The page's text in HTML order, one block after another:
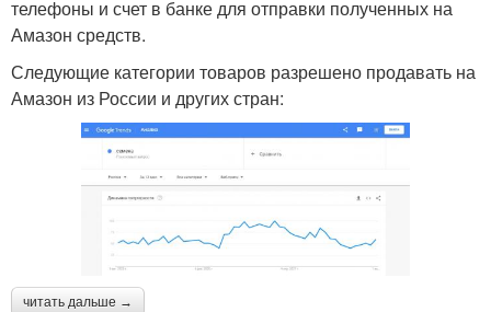
телефоны и счет в банке для отправки полученных на
Амазон средств.
Следующие категории товаров разрешено продавать на
Амазон из России и других стран:
читать дальше →